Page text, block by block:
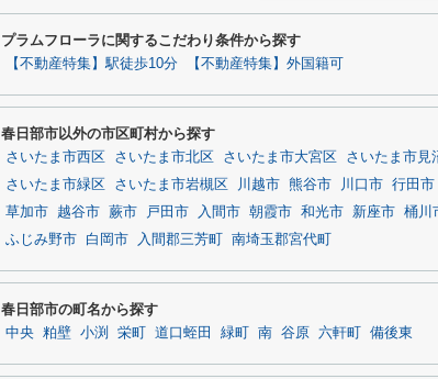
プラムフローラに関するこだわり条件から探す
【不動産特集】駅徒歩10分 【不動産特集】外国籍可
春日部市以外の市区町村から探す
さいたま市西区 さいたま市北区 さいたま市大宮区 さいたま市見
さいたま市緑区
さいたま市岩槻区 川越市 熊谷市 川口市 行田市
草加市
越谷市 蕨市 戸田市 入間市 朝霞市 和光市 新座市 桶川
ふじみ野市
白岡市 入間郡三芳町 南埼玉郡宮代町
春日部市の町名から探す
中央 粕壁 小渕 栄町 道口蛭田 緑町 南 谷原 六軒町 備後東